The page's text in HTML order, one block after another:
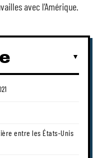
avec l’Amérique.
entre les États-Unis